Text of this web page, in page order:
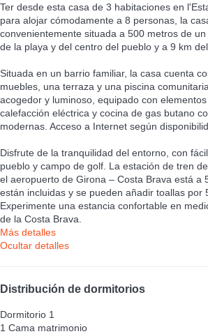
Ter desde esta casa de 3 habitaciones en
para alojar cómodamente a 8 personas, la
convenientemente situada a 500 metros de
de la playa y del centro del pueblo y a 9 km
Situada en un barrio familiar, la casa cuenta
muebles, una terraza y una piscina
acogedor y luminoso, equipado con
calefacción eléctrica y cocina de gas butano
modernas. Acceso a Internet según
Disfrute de la tranquilidad del entorno, con
pueblo y campo de golf. La estación de tren
el aeropuerto de Girona – Costa Brava está a
están incluidas y se pueden añadir toallas por
Experimente una estancia confortable en
de la Costa Brava.
Más detalles
Ocultar detalles
Distribución de dormitorios
Dormitorio 1
1 Cama matrimonio